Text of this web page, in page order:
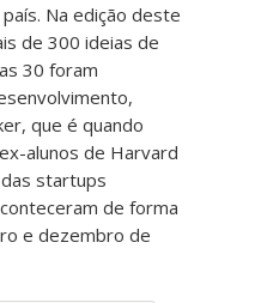
Na edição deste
de 300 ideias de
30 foram
que é quando
alunos de Harvard
startups
de forma
e dezembro de